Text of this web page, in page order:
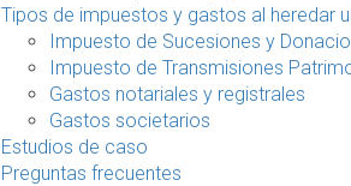
Tipos de impuestos y gastos al heredar
Impuesto de Sucesiones y
Impuesto de Transmisiones
Gastos notariales y registrales
Gastos societarios
Estudios de caso
Preguntas frecuentes